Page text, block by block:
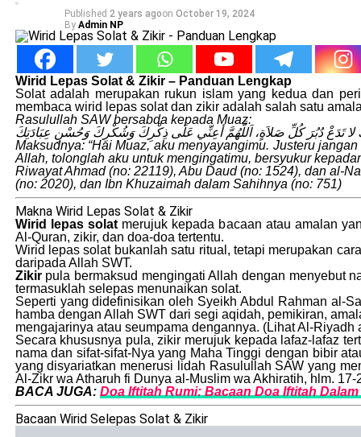
Published 2 years agoon October 19, 2024
By Admin NP
Wirid Lepas Solat & Zikir – Panduan Lengkap
Solat adalah merupakan rukun islam yang kedua dan
membaca wirid lepas solat dan zikir adalah salah satu
Rasulullah SAW bersabda kepada Muaz:
لا تَدَعْ دُبُرَ كُلِّ صَلاَةٍ، اَللَّهُمَّ أعِنِّي عَلَى ذِكْرِكَ وَشُكْرِكَ وَحُسْنِ عِبَادَتِكَ
Maksudnya: “Hai Muaz, aku menyayangimu. Justeru
Allah, tolonglah aku untuk mengingatimu, bersyukur
Riwayat Ahmad (no: 22119), Abu Daud (no: 1524), dan al-
(no: 2020), dan Ibn Khuzaimah dalam Sahihnya (no: 751)
Makna Wirid Lepas Solat & Zikir
Wirid lepas solat merujuk kepada bacaan atau amalan
Al-Quran, zikir, dan doa-doa tertentu.
Wirid lepas solat bukanlah satu ritual, tetapi merupakan
daripada Allah SWT.
Zikirpula bermaksud mengingati Allah dengan menyebut
termasuklah selepas menunaikan solat.
Seperti yang didefinisikan oleh Syeikh Abdul Rahman al-
hamba dengan Allah SWT dari segi aqidah, pemikiran,
mengajarinya atau seumpama dengannya. (Lihat Al-Riyadh
Secara khususnya pula, zikir merujuk kepada lafaz-lafaz
nama dan sifat-sifat-Nya yang Maha Tinggi dengan bibir
yang disyariatkan menerusi lidah Rasulullah SAW yang
Al-Zikr wa Atharuh fi Dunya al-Muslim wa Akhiratih, hlm. 17-
BACA JUGA: Doa Iftitah Rumi: Bacaan Doa Iftitah
Bacaan Wirid Selepas Solat & Zikir